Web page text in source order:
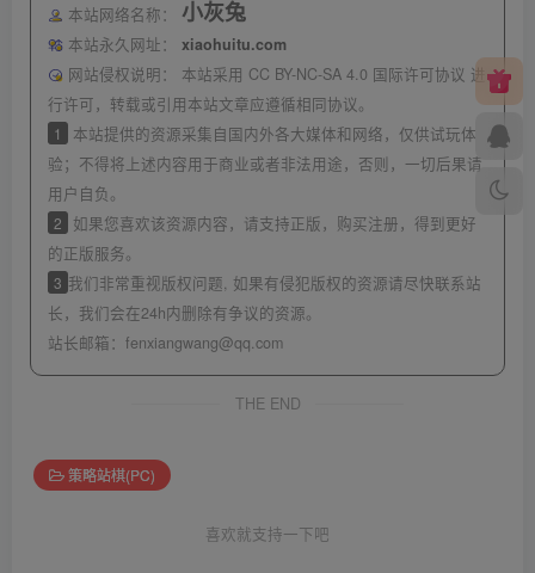
本站网络名称： 小灰兔
本站永久网址：
xiaohuitu.com
网站侵权说明：
本站采用 CC BY-NC-SA 4.0 国际许可协议 进
行许可，转载或引用本站文章应遵循相同协议。
1
本站提供的资源采集自国内外各大媒体和网络，仅供试玩体
验；不得将上述内容用于商业或者非法用途，否则，一切后果请
用户自负。
2
如果您喜欢该资源内容，请支持正版，购买注册，得到更好
的正版服务。
3 我们非常重视版权问题, 如果有侵犯版权的资源请尽快联系站
长，我们会在24h内删除有争议的资源。
站长邮箱： fenxiangwang@qq.com
THE END
策略站棋(PC)
喜欢就支持一下吧